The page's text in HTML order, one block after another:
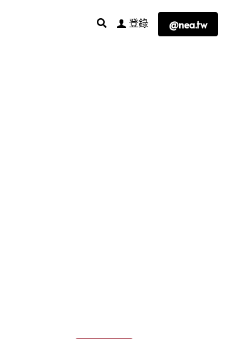
登錄 @nea.tw